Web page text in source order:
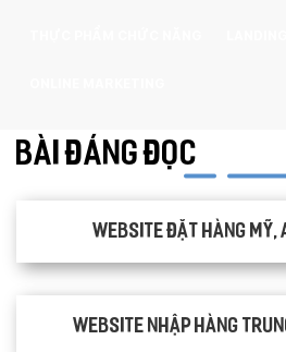
BÀI ĐÁNG ĐỌC
Website đặt hàng Mỹ,
Website nhập hàng